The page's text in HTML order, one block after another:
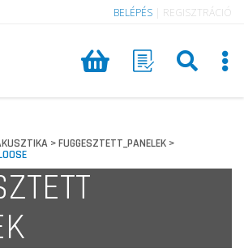
BELÉPÉS REGISZTRÁCIÓ
>FUGGESZTETT_PANELEK >